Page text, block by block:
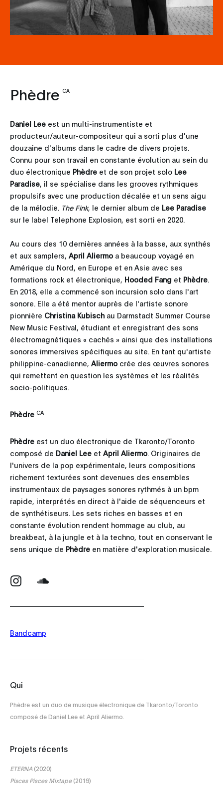
Phèdre CA
Daniel Lee est un multi-instrumentiste et
producteur/auteur-compositeur qui a sorti plus d'une
douzaine d'albums dans le cadre de divers projets.
Connu pour son travail en constante évolution au sein du
duo électronique Phèdre et de son projet solo Lee
Paradise, il se spécialise dans les grooves rythmiques
propulsifs avec une production décalée et un sens aigu
de la mélodie. The Fink, le dernier album de Lee Paradise
sur le label Telephone Explosion, est sorti en 2020.
Au cours des 10 dernières années à la basse, aux synthés
et aux samplers, April Aliermo a beaucoup voyagé en
Amérique du Nord, en Europe et en Asie avec ses
formations rock et électronique, Hooded Fang et Phèdre.
En 2018, elle a commencé son incursion solo dans l'art
sonore. Elle a été mentor auprès de l'artiste sonore
pionnière Christina Kubisch au Darmstadt Summer Course
New Music Festival, étudiant et enregistrant des sons
électromagnétiques « cachés » ainsi que des installations
sonores immersives spécifiques au site. En tant qu'artiste
philippine-canadienne, Aliermo crée des œuvres sonores
qui remettent en question les systèmes et les réalités
socio-politiques.
Phèdre CA
Phèdre est un duo électronique de Tkaronto/Toronto
composé de Daniel Lee et April Aliermo. Originaires de
l'univers de la pop expérimentale, leurs compositions
richement texturées sont devenues des ensembles
instrumentaux de paysages sonores rythmés à un bpm
rapide, interprétés en direct à l'aide de séquenceurs et
de synthétiseurs. Les sets riches en basses et en
constante évolution rendent hommage au club, au
breakbeat, à la jungle et à la techno, tout en conservant le
sens unique de Phèdre en matière d'exploration musicale.
Bandcamp
Qui
Phèdre est un duo de musique électronique de Tkaronto/Toronto
composé de Daniel Lee et April Aliermo.
Projets récents
ETERNA (2020)
Pisces Pisces Mixtape(2019)